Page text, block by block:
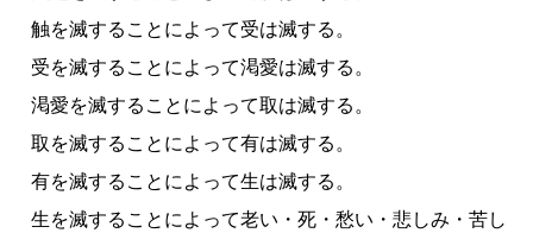
触を滅することによって受は滅する。
受を滅することによって渇愛は滅する。
渇愛を滅することによって取は滅する。
取を滅することによって有は滅する。
有を滅することによって生は滅する。
生を滅することによって老い・死・愁い・悲しみ・苦し